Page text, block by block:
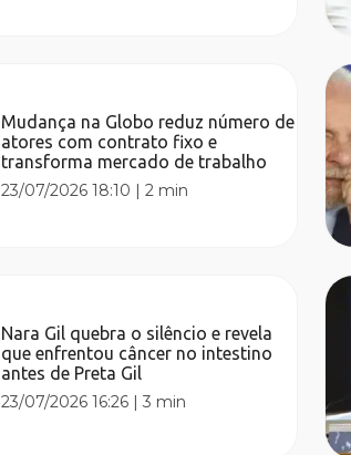
Mudança na Globo reduz número de
atores com contrato fixo e
transforma mercado de trabalho
23/07/2026 18:10 |2 min
Nara Gil quebra o silêncio e revela
que enfrentou câncer no intestino
antes de Preta Gil
23/07/2026 16:26 |3 min